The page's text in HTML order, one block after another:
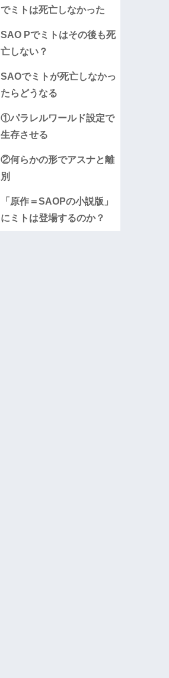
でミトは死亡しなかった
SAO Pでミトはその後も死
亡しない？
SAOでミトが死亡しなかっ
たらどうなる
①パラレルワールド設定で
生存させる
②何らかの形でアスナと離
別
「原作＝SAOPの小説版」
にミトは登場するのか？